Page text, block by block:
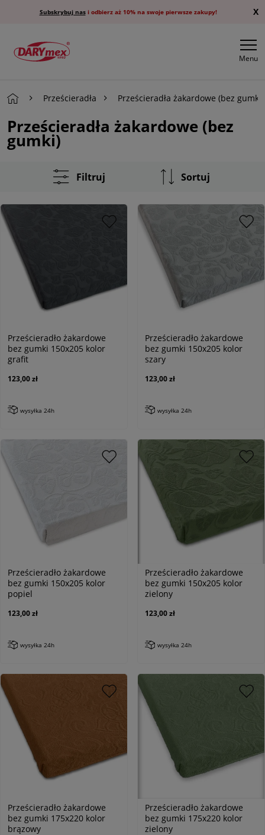
Subskrybuj nasi odbierz aż 10% na swoje pierwsze zakupy! X
Menu
Prześcieradła Prześcieradła żakardowe (bez gumki)
Prześcieradła żakardowe (bez
gumki)
Filtruj Sortuj
Prześcieradło żakardowe
bez gumki 150x205 kolor
grafit
123,00 zł
wysyłka 24h
Prześcieradło żakardowe
bez gumki 150x205 kolor
szary
123,00 zł
wysyłka 24h
Prześcieradło żakardowe
bez gumki 150x205 kolor
popiel
123,00 zł
wysyłka 24h
Prześcieradło żakardowe
bez gumki 150x205 kolor
zielony
123,00 zł
wysyłka 24h
Prześcieradło żakardowe
bez gumki 175x220 kolor
brązowy
Prześcieradło żakardowe
bez gumki 175x220 kolor
zielony